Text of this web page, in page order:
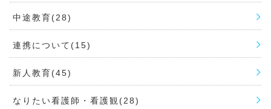
中途教育(28)
連携について(15)
新人教育(45)
なりたい看護師・看護観(28)